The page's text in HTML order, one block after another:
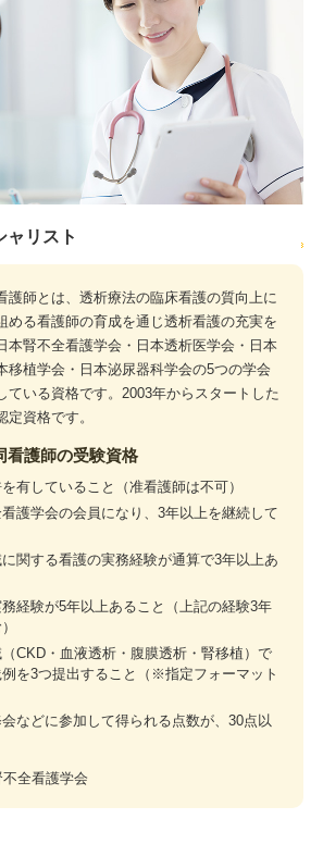
ャリスト
護師とは、透析療法の臨床看護の質向上に
める看護師の育成を通じ透析看護の充実を
本腎不全看護学会・日本透析医学会・日本
移植学会・日本泌尿器科学会の5つの学会
ている資格です。2003年からスタートした
定資格です。
看護師の受験資格
有していること（准看護師は不可）
護学会の会員になり、3年以上を継続して
関する看護の実務経験が通算で3年以上あ
経験が5年以上あること（上記の経験3年
CKD・血液透析・腹膜透析・腎移植）で
を3つ提出すること（※指定フォーマット
などに参加して得られる点数が、30点以
全看護学会